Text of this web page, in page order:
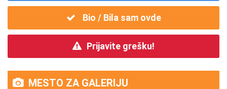
Bio / Bila sam ovde
Prijavite grešku!
MESTO ZA GALERIJU